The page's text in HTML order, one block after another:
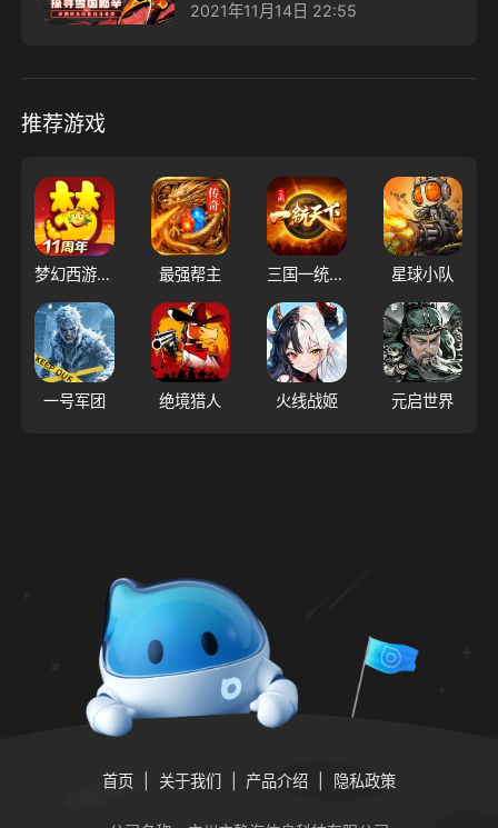
2021年11月14日 22:55
推荐游戏
梦幻西游（大陆服） 最强帮主 三国一统天下 星球小队
一号军团 绝境猎人 火线战姬 元启世界
首页 关于我们 产品介绍 隐私政策